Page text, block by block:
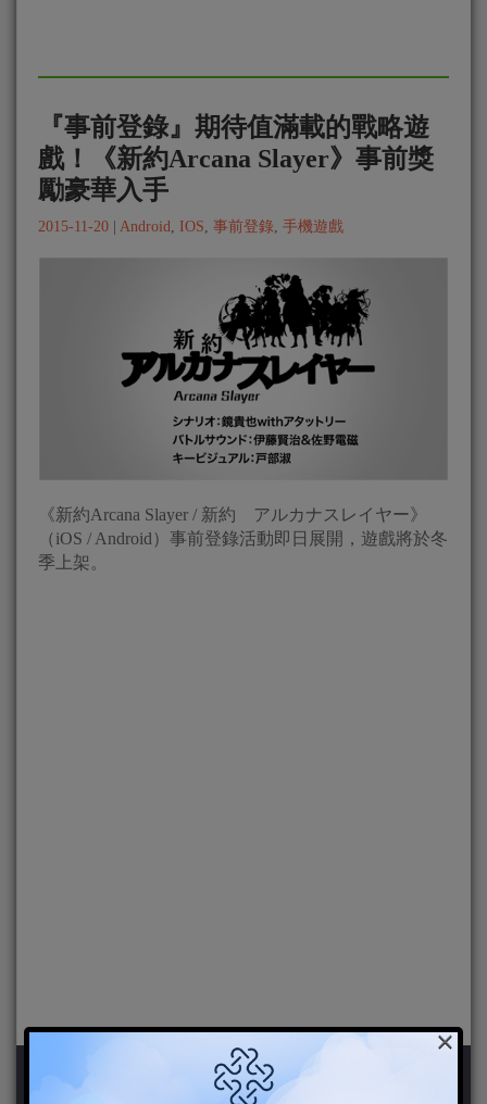
『事前登錄』期待值滿載的戰略遊
戲！《新約Arcana Slayer》事前獎
勵豪華入手
2015-11-20 Android, IOS, 事前登錄, 手機遊戲
《新約Arcana Slayer / 新約 アルカナスレイヤー》
（iOS / Android）事前登錄活動即日展開，遊戲將於冬
季上架。
×